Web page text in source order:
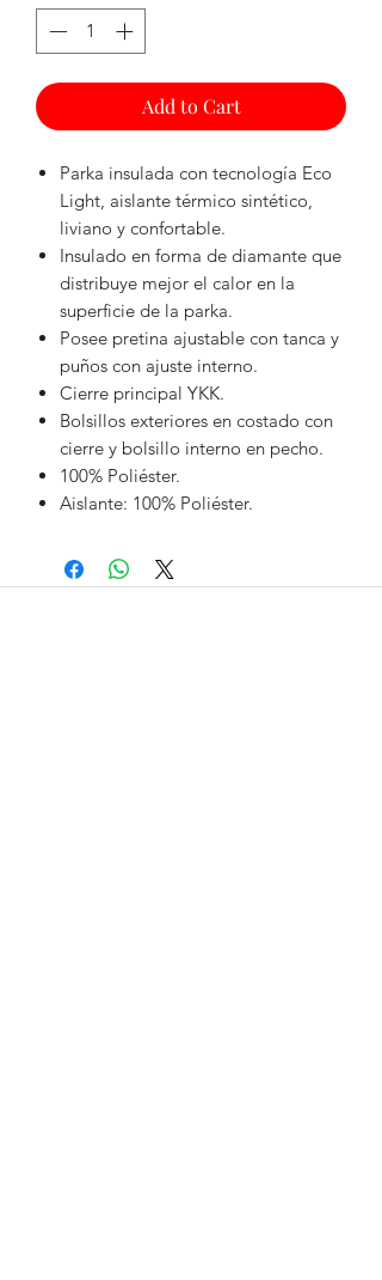
Add to Cart
Parka insulada con tecnología Eco
Light, aislante térmico sintético,
liviano y confortable.
Insulado en forma de diamante que
distribuye mejor el calor en la
superficie de la parka.
Posee pretina ajustable con tanca y
puños con ajuste interno.
Cierre principal YKK.
Bolsillos exteriores en costado con
cierre y bolsillo interno en pecho.
100% Poliéster.
Aislante: 100% Poliéster.